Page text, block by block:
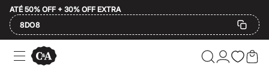
ATÉ 50% OFF + 30% OFF EXTRA
8DO8
Ofertas
Compre por Departamento